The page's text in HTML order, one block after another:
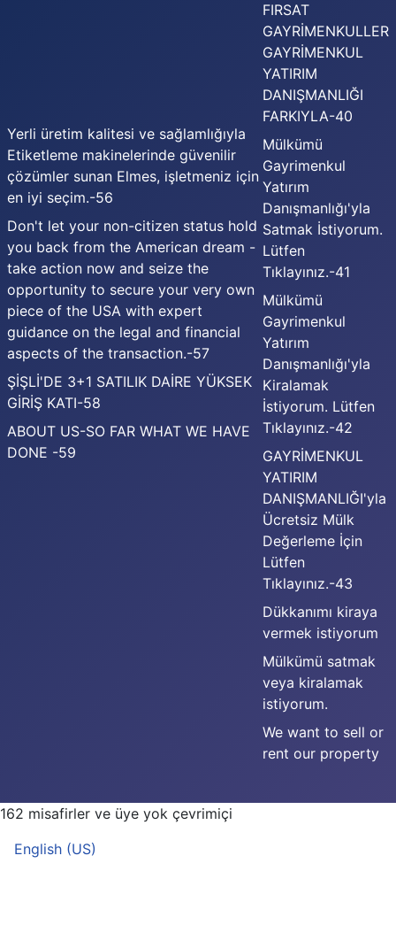
Yerli üretim kalitesi ve sağlamlığıyla
Etiketleme makinelerinde güvenilir
çözümler sunan Elmes, işletmeniz için
en iyi seçim.-56
Don't let your non-citizen status hold
you back from the American dream -
take action now and seize the
opportunity to secure your very own
piece of the USA with expert
guidance on the legal and financial
aspects of the transaction.-57
ŞİŞLİ'DE 3+1 SATILIK DAİRE YÜKSEK
GİRİŞ KATI-58
ABOUT US-SO FAR WHAT WE HAVE
DONE -59
FIRSAT
GAYRİMENKULLER
GAYRİMENKUL
YATIRIM
DANIŞMANLIĞI
FARKIYLA-40
Mülkümü
Gayrimenkul
Yatırım
Danışmanlığı'yla
Satmak İstiyorum.
Lütfen
Tıklayınız.-41
Mülkümü
Gayrimenkul
Yatırım
Danışmanlığı'yla
Kiralamak
İstiyorum. Lütfen
Tıklayınız.-42
GAYRİMENKUL
YATIRIM
DANIŞMANLIĞI'yla
Ücretsiz Mülk
Değerleme İçin
Lütfen
Tıklayınız.-43
Dükkanımı kiraya
vermek istiyorum
Mülkümü satmak
veya kiralamak
istiyorum.
We want to sell or
rent our property
162 misafirler ve üye yok çevrimiçi
Dilinizi seçin
English (US)